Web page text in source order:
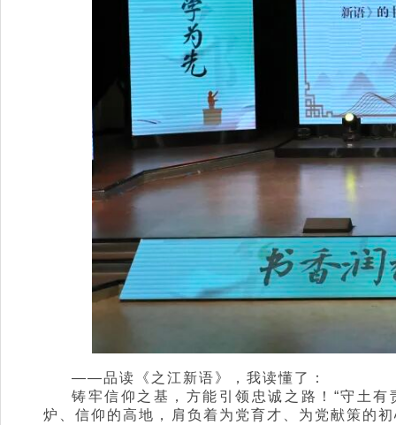
——品读《之江新语》，我读懂了：
铸牢信仰之基，方能引领忠诚之路！“守土
炉、信仰的高地，肩负着为党育才、为党献策的